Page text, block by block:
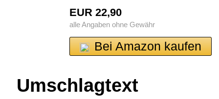
EUR 22,90
alle Angaben ohne Gewähr
Bei Amazon kaufen
Umschlagtext